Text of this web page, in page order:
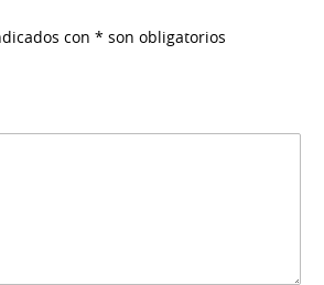
con * son obligatorios